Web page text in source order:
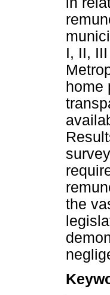
I, II,
home
the